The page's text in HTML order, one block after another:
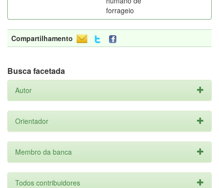
forrageio
Compartilhamento
Busca facetada
Autor
Orientador
Membro da banca
Todos contribuidores